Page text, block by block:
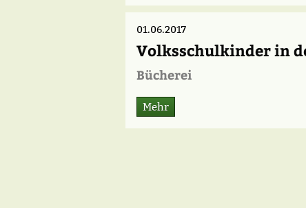
01.06.2017
Volksschulkinder in
Bücherei
Mehr